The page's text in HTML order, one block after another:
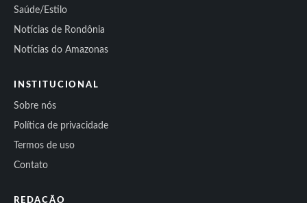
Saúde/Estilo
Notícias de Rondônia
Notícias do Amazonas
INSTITUCIONAL
Sobre nós
Política de privacidade
Termos de uso
Contato
REDAÇÃO